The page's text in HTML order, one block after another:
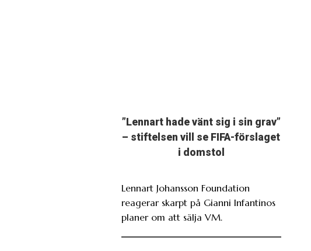
”Lennart hade vänt sig i sin grav”
– stiftelsen vill se FIFA-förslaget
i domstol
Lennart Johansson Foundation
reagerar skarpt på Gianni Infantinos
planer om att sälja VM.